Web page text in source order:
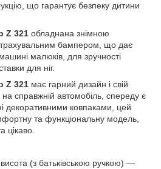
що гарантує безпеку дитини
Z 321 обладнана знімною
бампером, що дає
малюків, для зручності
для ніг.
Z 321 має гарний дизайн і свій
справжній автомобіль, спереду є
декоративними ковпаками, цей
та функціональну модель,
цікаво.
(з батьківською ручкою) —